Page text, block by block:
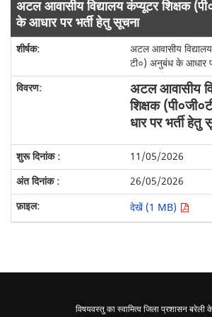
अटल आवासीय विद्यालय कंप्यूटर शिक्षक
के आधार पर भर्ती हेतु सूचना
अटल आवासीय
टी०) अनुबंध के आधार
अटल आवासीय
शिक्षक
धार पर भर्ती हेतु
11/05/2026
26/05/2026
देखें (1 MB)
विषयवस्तु का स्वामित्व जिला प्रशासन